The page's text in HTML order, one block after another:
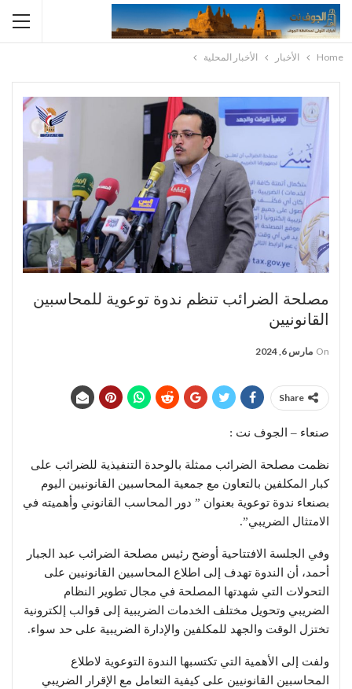
Home الأخبار الأخبار المحلية
مصلحة الضرائب تنظم ندوة توعوية للمحاسبين
القانونيين
On مارس 6, 2024
Share
صنعاء – الجوف نت :
نظمت مصلحة الضرائب ممثلة بالوحدة التنفيذية للضرائب على
كبار المكلفين بالتعاون مع جمعية المحاسبين القانونيين اليوم
بصنعاء ندوة توعوية بعنوان ” دور المحاسب القانوني وأهميته في
الامتثال الضريبي”.
وفي الجلسة الافتتاحية أوضح رئيس مصلحة الضرائب عبد الجبار
أحمد، أن الندوة تهدف إلى اطلاع المحاسبين القانونيين على
التحولات التي شهدتها المصلحة في مجال تطوير النظام
الضريبي وتحويل مختلف الخدمات الضريبية إلى قوالب إلكترونية
تختزل الوقت والجهد للمكلفين والإدارة الضريبية على حد سواء.
ولفت إلى الأهمية التي تكتسبها الندوة التوعوية لاطلاع
المحاسبين القانونيين على كيفية التعامل مع الإقرار الضريبي